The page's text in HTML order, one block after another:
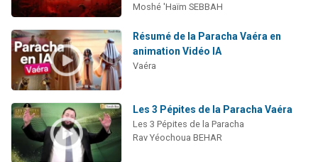
Moshé 'Haïm SEBBAH
Résumé de la Paracha Vaéra en
animation Vidéo IA
Vaéra
Les 3 Pépites de la Paracha Vaéra
Les 3 Pépites de la Paracha
Rav Yéochoua BEHAR